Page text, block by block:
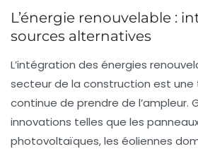
L’énergie renouvelable :
sources alternatives
L’intégration des énergies
secteur de la construction est une
continue de prendre de l’ampleur.
innovations telles que les
photovoltaïques, les éoliennes